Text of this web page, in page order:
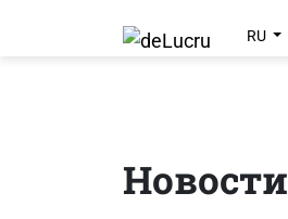
RU
Новости